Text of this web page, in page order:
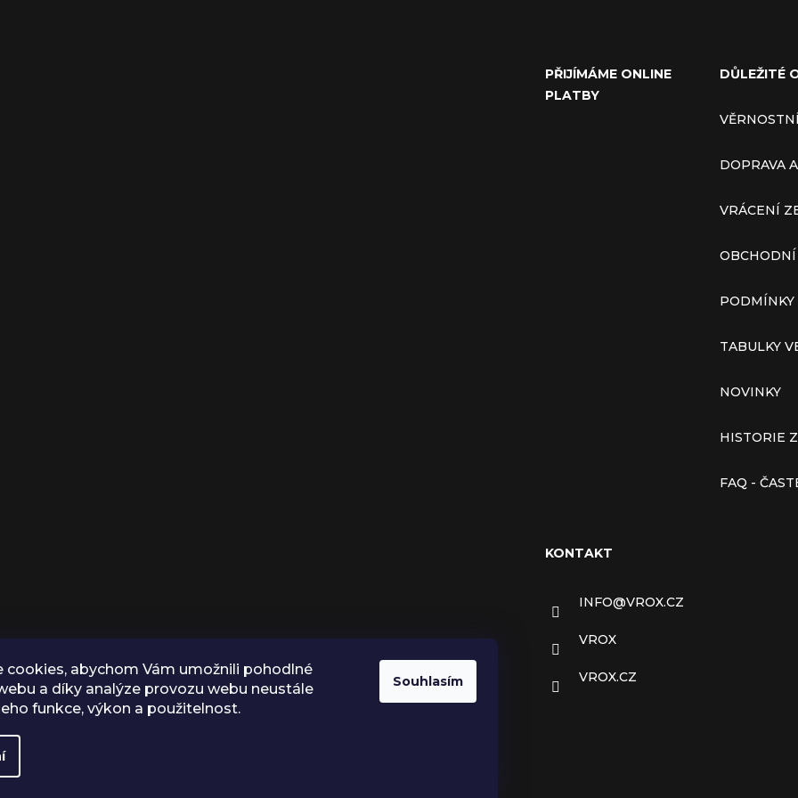
cookies, abychom Vám umožnili pohodlné
a díky analýze provozu webu neustále
funkce, výkon a použitelnost.
Souhlasím
PŘIJÍMÁME ONLINE
PLATBY
DŮLEŽITÉ
DOPRAVA
VRÁCENÍ
PODMÍNKY
TABULKY
NOVINKY
HISTORIE
FAQ -
KONTAKT
INFO@VROX.CZ
VROX
VROX.CZ